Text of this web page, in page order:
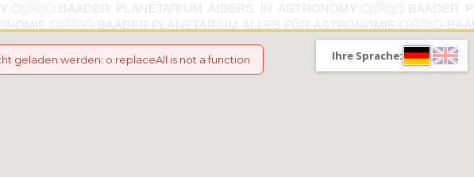
geladen werden: o.replaceAll is not a function Ihre Sprache: